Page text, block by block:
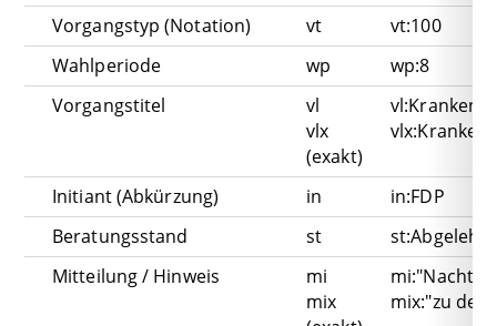
Vorgangstyp (Notation)
vt
vt:100
Wahlperiode
wp
wp:8
Vorgangstitel
vl
vlx
(exakt)
Initiant (Abkürzung) in
in:FDP
Beratungsstand
st
st:Abgelehnt
Mitteilung / Hinweis
mi
mix
mix:"zu den